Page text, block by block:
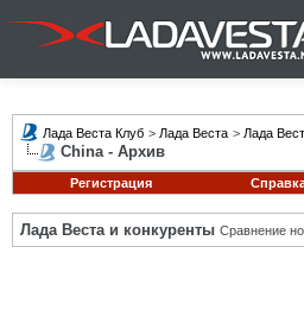
Лада Веста Клуб > Лада Веста > Лада
China - Архив
Регистрация
Лада Веста и конкуренты Сравнение